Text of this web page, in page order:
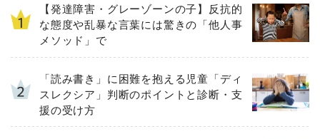
【発達障害・グレーゾーンの子】反抗的
な態度や乱暴な言葉には驚きの「他人事
メソッド」で
「読み書き」に困難を抱える児童「ディ
スレクシア」判断のポイントと診断・支
援の受け方